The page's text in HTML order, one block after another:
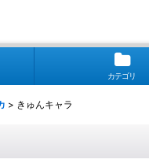
カテゴリ
> きゅんキャラ